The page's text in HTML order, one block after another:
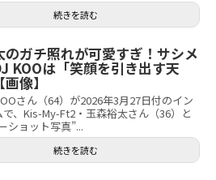
続きを読む
のガチ照れが可愛すぎ！サシメ
KOOは「笑顔を引き出す天
像】
さん（64）が2026年3月27日付のイン
で、Kis-My-Ft2・玉森裕太さん（36）と
ショット写真”...
続きを読む